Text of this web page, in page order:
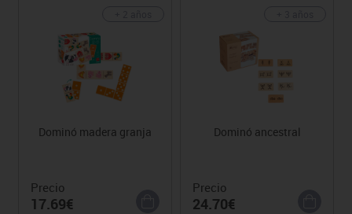
Dominó madera granja
Precio
17.69€
Dominó ancestral
Precio
24.70€